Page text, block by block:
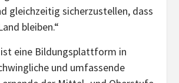
gleichzeitig sicherzustellen, dass
bleiben.“
ist eine Bildungsplattform in
und umfassende